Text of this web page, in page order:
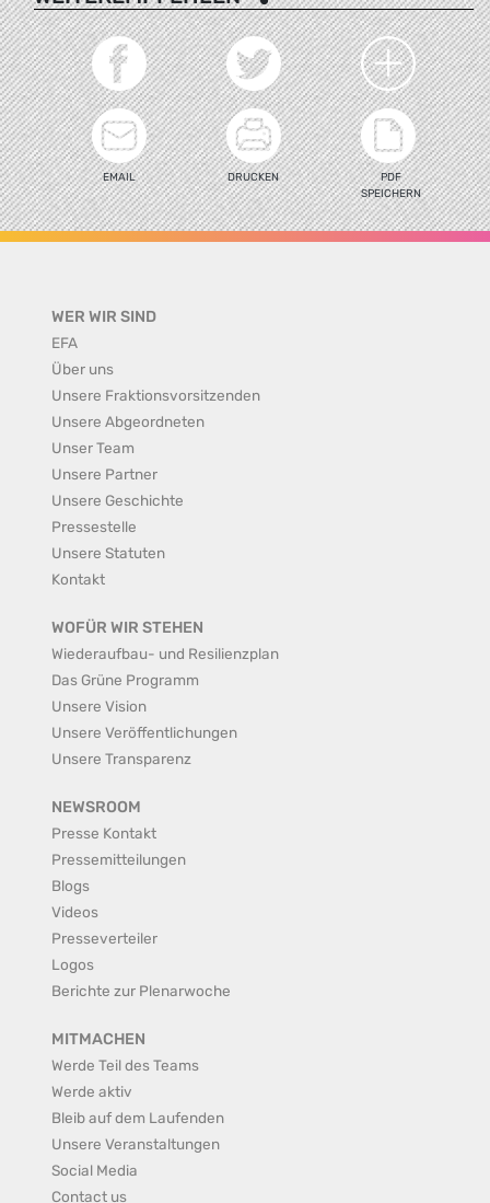
EMAIL DRUCKEN
PDF
SPEICHERN
WER WIR SIND
EFA
Über uns
Unsere Fraktionsvorsitzenden
Unsere Abgeordneten
Unser Team
Unsere Partner
Unsere Geschichte
Pressestelle
Unsere Statuten
Kontakt
WOFÜR WIR STEHEN
Wiederaufbau- und Resilienzplan
Das Grüne Programm
Unsere Vision
Unsere Veröffentlichungen
Unsere Transparenz
NEWSROOM
Presse Kontakt
Pressemitteilungen
Blogs
Videos
Presseverteiler
Logos
Berichte zur Plenarwoche
MITMACHEN
Werde Teil des Teams
Werde aktiv
Bleib auf dem Laufenden
Unsere Veranstaltungen
Social Media
Contact us